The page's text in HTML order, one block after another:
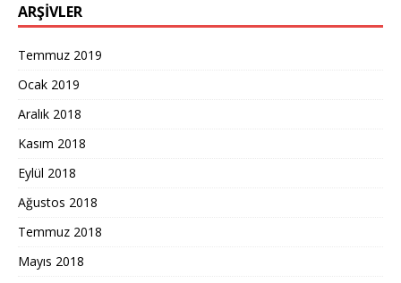
ARŞIVLER
Temmuz 2019
Ocak 2019
Aralık 2018
Kasım 2018
Eylül 2018
Ağustos 2018
Temmuz 2018
Mayıs 2018